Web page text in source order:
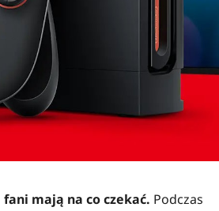
mają na co czekać. Podczas